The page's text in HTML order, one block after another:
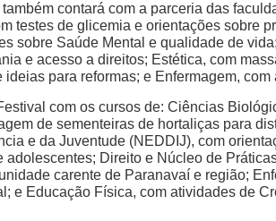
contará com a parceria das
testes de glicemia e orientações sobre
sobre Saúde Mental e qualidade de
e acesso a direitos; Estética, com
para reformas; e Enfermagem,
com os cursos de: Ciências
de sementeiras de hortaliças para
e da Juventude (NEDDIJ), com
adolescentes; Direito e Núcleo de
carente de Paranavaí e região;
e Educação Física, com atividades de